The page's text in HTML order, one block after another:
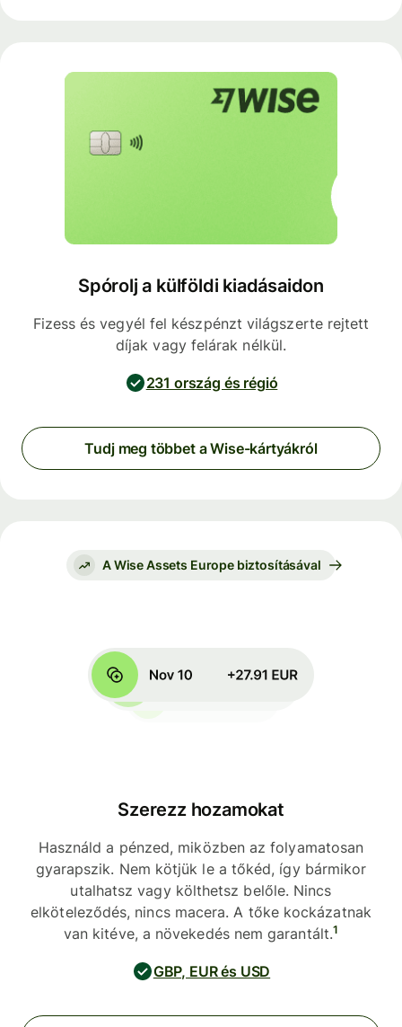
Spórolj a külföldi kiadásaidon
Fizess és vegyél fel készpénzt világszerte rejtett
díjak vagy felárak nélkül.
231 ország és régió
Tudj meg többet a Wise-kártyákról
A Wise Assets Europe biztosításával
Szerezz hozamokat
Használd a pénzed, miközben az folyamatosan
gyarapszik. Nem kötjük le a tőkéd, így bármikor
utalhatsz vagy költhetsz belőle. Nincs
elköteleződés, nincs macera. A tőke kockázatnak
van kitéve, a növekedés nem garantált.1
GBP, EUR és USD